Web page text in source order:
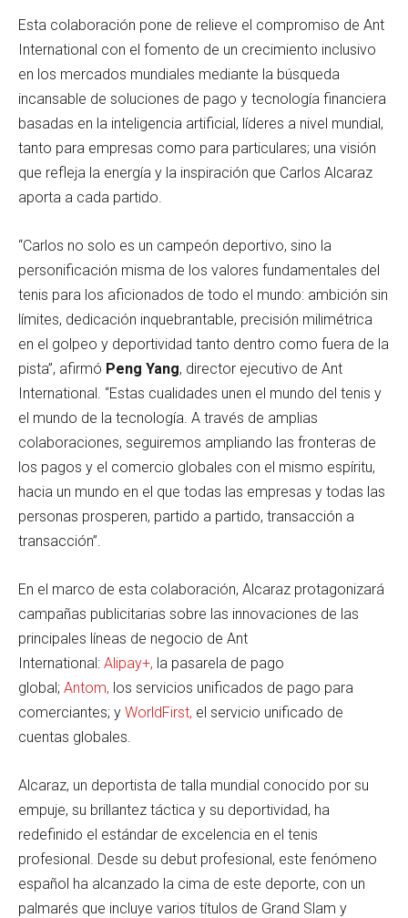
Esta colaboración pone de relieve el compromiso de Ant
International con el fomento de un crecimiento inclusivo
en los mercados mundiales mediante la búsqueda
incansable de soluciones de pago y tecnología financiera
basadas en la inteligencia artificial, líderes a nivel mundial,
tanto para empresas como para particulares; una visión
que refleja la energía y la inspiración que Carlos Alcaraz
aporta a cada partido.
“Carlos no solo es un campeón deportivo, sino la
personificación misma de los valores fundamentales del
tenis para los aficionados de todo el mundo: ambición sin
límites, dedicación inquebrantable, precisión milimétrica
en el golpeo y deportividad tanto dentro como fuera de la
pista”, afirmó Peng Yang, director ejecutivo de Ant
International. “Estas cualidades unen el mundo del tenis y
el mundo de la tecnología. A través de amplias
colaboraciones, seguiremos ampliando las fronteras de
los pagos y el comercio globales con el mismo espíritu,
hacia un mundo en el que todas las empresas y todas las
personas prosperen, partido a partido, transacción a
transacción”.
En el marco de esta colaboración, Alcaraz protagonizará
campañas publicitarias sobre las innovaciones de las
principales líneas de negocio de Ant
International: Alipay+, la pasarela de pago
global; Antom, los servicios unificados de pago para
comerciantes; y WorldFirst, el servicio unificado de
cuentas globales.
Alcaraz, un deportista de talla mundial conocido por su
empuje, su brillantez táctica y su deportividad, ha
redefinido el estándar de excelencia en el tenis
profesional. Desde su debut profesional, este fenómeno
español ha alcanzado la cima de este deporte, con un
palmarés que incluye varios títulos de Grand Slam y